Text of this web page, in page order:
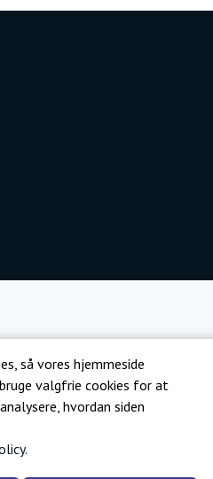
så vores hjemmeside
valgfrie cookies for at
hvordan siden
.